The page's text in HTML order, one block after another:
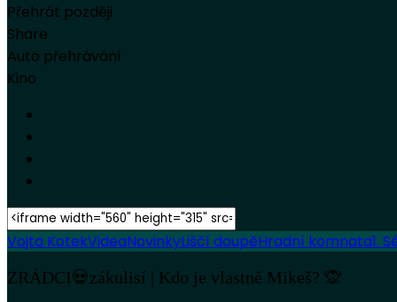
Přehrát později
Share
Auto přehrávání
Kino
Vojta KotekVideaNovinkyLiščí doupěHradní komnata1.
ZRÁDCI💀zákulisí | Kdo je vlastně Mikeš? 🙊